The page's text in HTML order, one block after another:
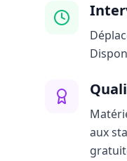
aux